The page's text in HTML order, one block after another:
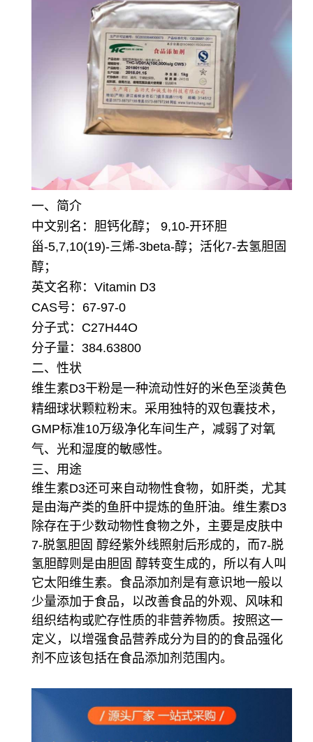
一、简介
中文别名：胆钙化醇； 9,10-开环胆
甾-5,7,10(19)-三烯-3beta-醇；活化7-去氢胆固
醇；
英文名称：Vitamin D3
CAS号：67-97-0
分子式：C27H44O
分子量：384.63800
二、性状
维生素D3干粉是一种流动性好的米色至淡黄色
精细球状颗粒粉末。采用独特的双包囊技术，
GMP标准10万级净化车间生产，减弱了对氧
气、光和湿度的敏感性。
三、用途
维生素D3还可来自动物性食物，如肝类，尤其
是由海产类的鱼肝中提炼的鱼肝油。维生素D3
除存在于少数动物性食物之外，主要是皮肤中
7-脱氢胆固 醇经紫外线照射后形成的，而7-脱
氢胆醇则是由胆固 醇转变生成的，所以有人叫
它太阳维生素。食品添加剂是有意识地一般以
少量添加于食品，以改善食品的外观、风味和
组织结构或贮存性质的非营养物质。按照这一
定义，以增强食品营养成分为目的的食品强化
剂不应该包括在食品添加剂范围内。